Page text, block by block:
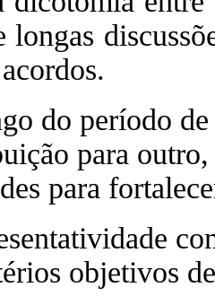
longas
do período
para
para
objetivos